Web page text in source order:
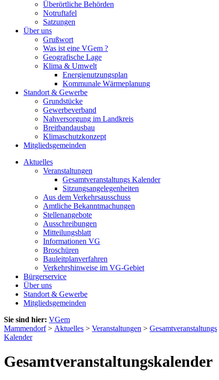
Überörtliche Behörden
Notruftafel
Satzungen
Über uns
Grußwort
Was ist eine VGem ?
Geografische Lage
Klima & Umwelt
Energienutzungsplan
Kommunale Wärmeplanung
Standort & Gewerbe
Grundstücke
Gewerbeverband
Nahversorgung im Landkreis
Breitbandausbau
Klimaschutzkonzept
Mitgliedsgemeinden
Aktuelles
Veranstaltungen
Gesamtveranstaltungs Kalender
Sitzungsangelegenheiten
Aus dem Verkehrsausschuss
Amtliche Bekanntmachungen
Stellenangebote
Ausschreibungen
Mitteilungsblatt
Informationen VG
Broschüren
Bauleitplanverfahren
Verkehrshinweise im VG-Gebiet
Bürgerservice
Über uns
Standort & Gewerbe
Mitgliedsgemeinden
Sie sind hier: VGem
Mammendorf> Aktuelles > Veranstaltungen > Gesamtveranstaltungs
Kalender
Gesamtveranstaltungskalender